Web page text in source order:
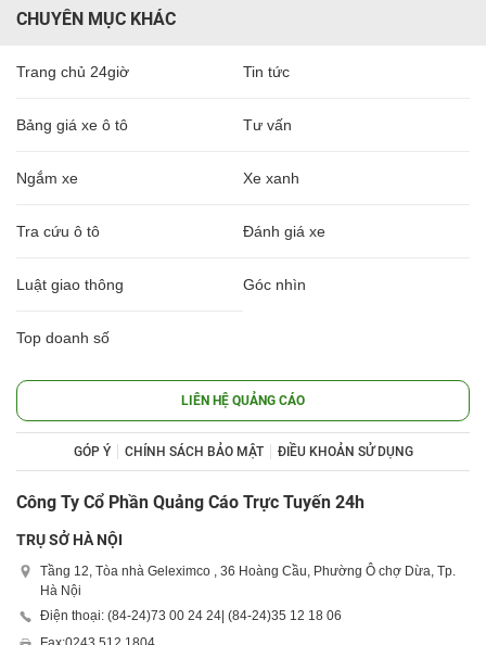
CHUYÊN MỤC KHÁC
Trang chủ 24giờ Tin tức
Bảng giá xe ô tô Tư vấn
Ngắm xe Xe xanh
Tra cứu ô tô Đánh giá xe
Luật giao thông Góc nhìn
Top doanh số
LIÊN HỆ QUẢNG CÁO
GÓP Ý CHÍNH SÁCH BẢO MẬT ĐIỀU KHOẢN SỬ DỤNG
Công Ty Cổ Phần Quảng Cáo Trực Tuyến 24h
TRỤ SỞ HÀ NỘI
Tầng 12, Tòa nhà Geleximco , 36 Hoàng Cầu, Phường Ô chợ Dừa, Tp.
Hà Nội
Điện thoại: (84-24)73 00 24 24| (84-24)35 12 18 06